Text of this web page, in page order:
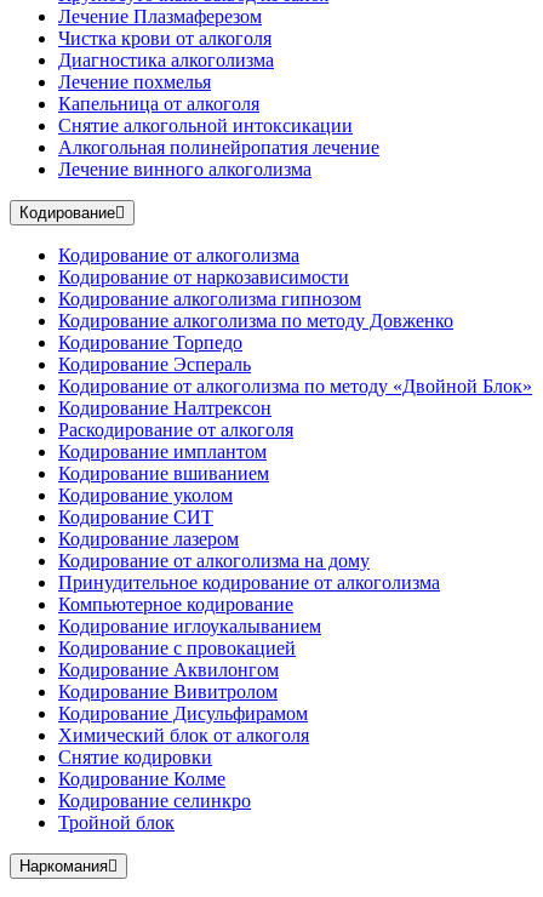
Лечение Плазмаферезом
Чистка крови от алкоголя
Диагностика алкоголизма
Лечение похмелья
Капельница от алкоголя
Снятие алкогольной интоксикации
Алкогольная полинейропатия лечение
Лечение винного алкоголизма
Кодирование
Кодирование от алкоголизма
Кодирование от наркозависимости
Кодирование алкоголизма гипнозом
Кодирование алкоголизма по методу Довженко
Кодирование Торпедо
Кодирование Эспераль
Кодирование от алкоголизма по методу «Двойной Блок»
Кодирование Налтрексон
Раскодирование от алкоголя
Кодирование имплантом
Кодирование вшиванием
Кодирование уколом
Кодирование СИТ
Кодирование лазером
Кодирование от алкоголизма на дому
Принудительное кодирование от алкоголизма
Компьютерное кодирование
Кодирование иглоукалыванием
Кодирование с провокацией
Кодирование Аквилонгом
Кодирование Вивитролом
Кодирование Дисульфирамом
Химический блок от алкоголя
Снятие кодировки
Кодирование Колме
Кодирование селинкро
Тройной блок
Наркомания